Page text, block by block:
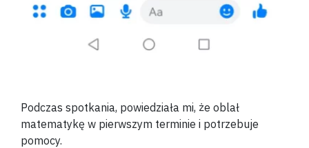
Podczas spotkania, powiedziała mi, że oblał
matematykę w pierwszym terminie i potrzebuje
pomocy.